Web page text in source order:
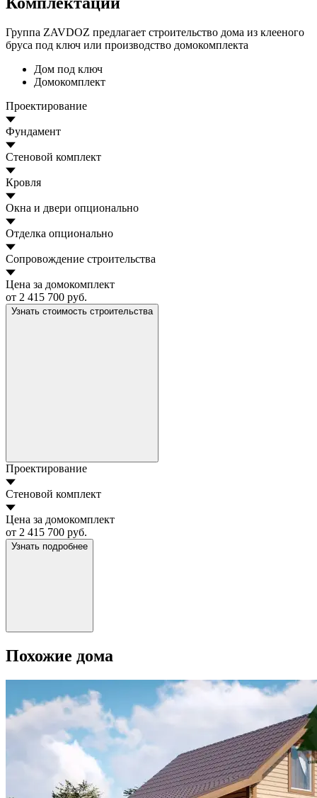
Группа ZAVDOZ предлагает строительство дома из клееного
бруса под ключ или производство домокомплекта
Дом под ключ
Домокомплект
Проектирование
Фундамент
Стеновой комплект
Кровля
Окна и двери опционально
Отделка опционально
Сопровождение строительства
Цена за домокомплект
от 2 415 700 руб.
Узнать стоимость строительства
Проектирование
Стеновой комплект
Цена за домокомплект
от 2 415 700 руб.
Узнать подробнее
Похожие дома